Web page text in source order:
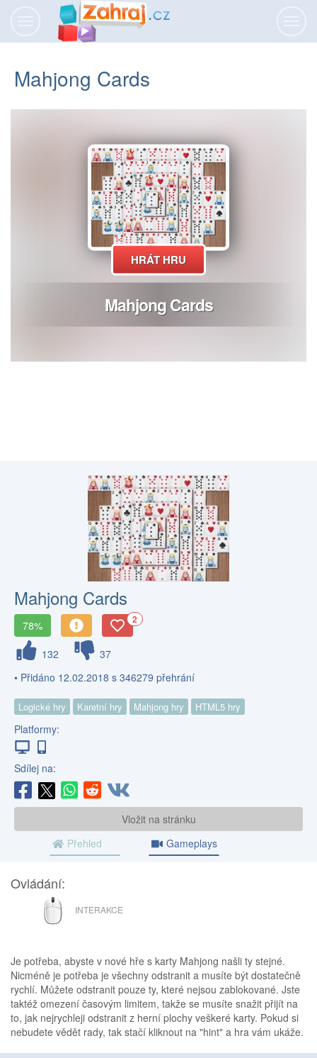
Mahjong Cards
Mahjong Cards
78% 2
132
37
• Přidáno 12.02.2018 s 346279 přehrání
Logické hry Karetní hry Mahjong hry HTML5 hry
Platformy:
Sdílej na:
Vložit na stránku
Přehled
Gameplays
Ovládání:
MYŠ
INTERAKCE
Je potřeba, abyste v nové hře s karty Mahjong našli ty stejné.
Nicméně je potřeba je všechny odstranit a musíte být dostatečně
rychlí. Můžete odstranit pouze ty, které nejsou zablokované. Jste
taktéž omezení časovým limitem, takže se musíte snažit přijít na
to, jak nejrychleji odstranit z herní plochy veškeré karty. Pokud si
nebudete vědět rady, tak stačí kliknout na "hint" a hra vám ukáže.